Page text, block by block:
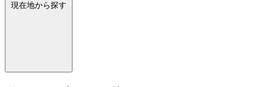
現在地から探す